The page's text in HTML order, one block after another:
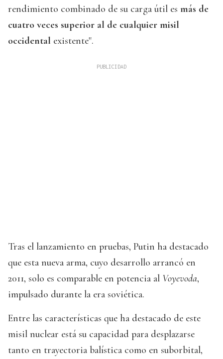
rendimiento combinado de su carga útil es más de
cuatro veces superior al de cualquier misil
occidental existente".
Tras el lanzamiento en pruebas, Putin ha destacado
que esta nueva arma, cuyo desarrollo arrancó en
2011, solo es comparable en potencia al Voyevoda,
impulsado durante la era soviética.
Entre las características que ha destacado de este
misil nuclear está su capacidad para desplazarse
tanto en trayectoria balística como en suborbital,